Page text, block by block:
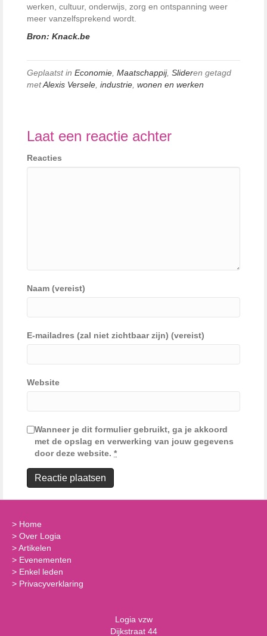
werken, cultuur, onderwijs, zorg en ontspanning weer
meer vanzelfsprekend wordt.
Bron: Knack.be
Geplaatst in Economie Maatschappij, Slideren getagd
metAlexis Versele industrie wonen en werken
Laat een reactie achter
Reacties
Naam (vereist)
E-mailadres (zal niet zichtbaar zijn) (vereist)
Website
Wanneer je dit formulier gebruikt, ga je akkoord
met de opslag en verwerking van jouw gegevens
door deze website. *
> Home
> Over Logia
>Artikelen
> Evenementen
> Enkel leden
> Privacyverklaring
Logia vzw
Dijkstraat 44